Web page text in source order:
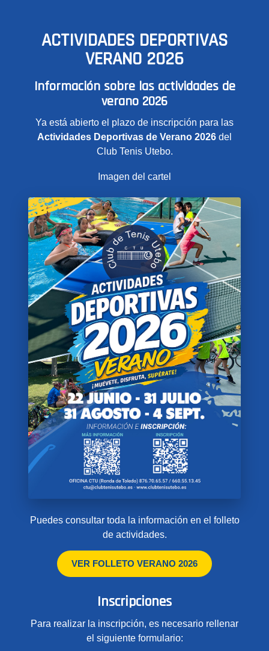
ACTIVIDADES DEPORTIVAS
VERANO 2026
Información sobre las actividades de
verano 2026
Ya está abierto el plazo de inscripción para las
Actividades Deportivas de Verano 2026 del
Club Tenis Utebo.
Imagen del cartel
Puedes consultar toda la información en el folleto
de actividades.
VER FOLLETO VERANO 2026
Inscripciones
Para realizar la inscripción, es necesario rellenar
el siguiente formulario: